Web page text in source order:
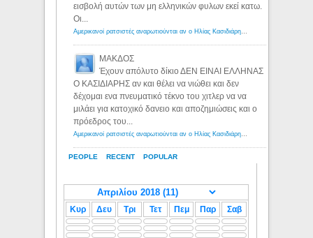
PEOPLE RECENT POPULAR
εισβολή αυτών των μη ελληνικών φυλων εκεί κατω.
Οι...
Αμερικανοί ρατσιστές αναρωτιούνται αν ο Ηλίας Κασιδιάρης ανήκει στη λευκή φυλή... - Λόγιος Ερμής
ΜΑΚΔΟΣ
Έχουν απόλυτο δίκιο ΔΕΝ ΕΙΝΑΙ ΕΛΛΗΝΑΣ
Ο ΚΑΣΙΔΙΑΡΗΣ αν και θέλει να νιώθει και δεν
δέχομαι ενα πνευματικό τέκνο του χιτλερ να να
μιλάει για κατοχικό δανειο και αποζημιώσεις και ο
πρόεδρος του...
Αμερικανοί ρατσιστές αναρωτιούνται αν ο Ηλίας Κασιδιάρης ανήκει στη λευκή φυλή... - Λόγιος Ερμής
Κυρ Δευ Τρι Τετ Πεμ Παρ Σαβ